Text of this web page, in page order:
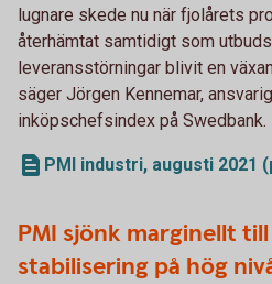
lugnare skede nu när fjolårets
återhämtat samtidigt som
leveransstörningar blivit en
säger Jörgen Kennemar,
inköpschefsindex på Swedbank.
PMI industri, augusti 2021
PMI sjönk marginellt
stabilisering på hög